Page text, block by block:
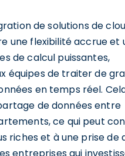
de solutions de
une flexibilité accrue et
de calcul puissantes,
équipes de traiter de
en temps réel.
de données entre
ce qui peut
riches et à une prise de
entreprises qui